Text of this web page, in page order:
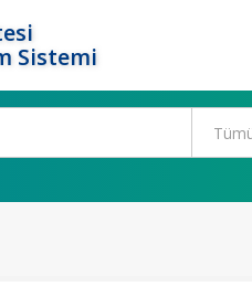
Sistemi